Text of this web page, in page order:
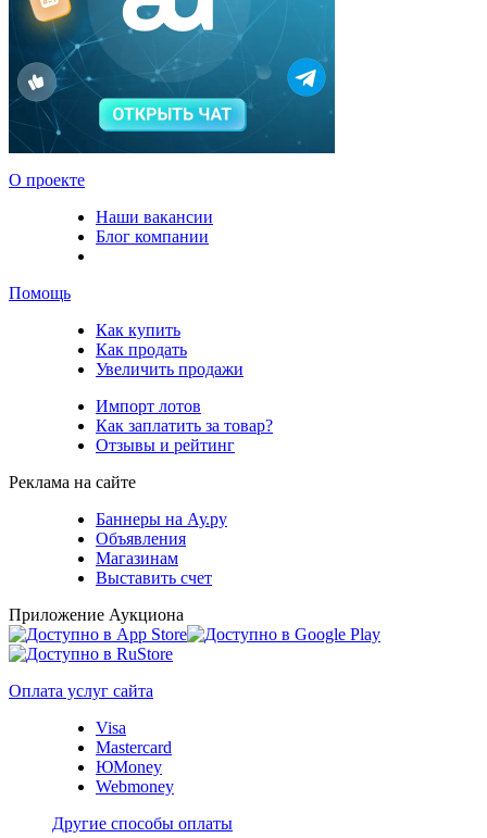
О проекте
Наши вакансии
Блог компании
Помощь
Как купить
Как продать
Увеличить продажи
Импорт лотов
Как заплатить за товар?
Отзывы и рейтинг
Реклама на сайте
Баннеры на Ау.ру
Объявления
Магазинам
Выставить счет
Приложение Аукциона
Оплата услуг сайта
Visa
Mastercard
ЮMoney
Webmoney
Другие способы оплаты